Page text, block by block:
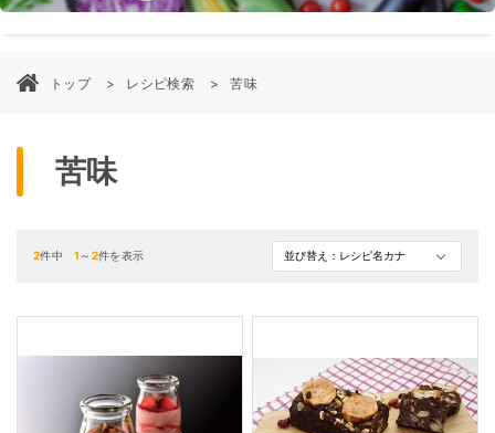
トップ レシピ検索 苦味
苦味
2件中1 ～ 2件を表示